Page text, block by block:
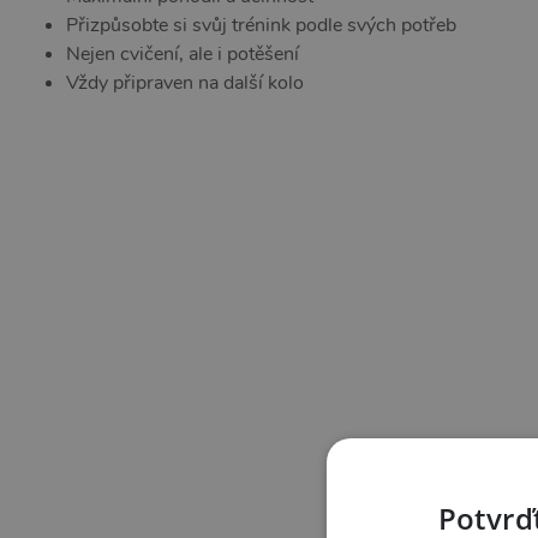
Přizpůsobte si svůj trénink podle svých potřeb
Nejen cvičení, ale i potěšení
Vždy připraven na další kolo